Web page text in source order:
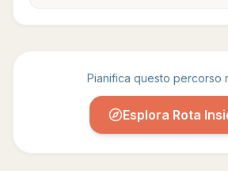
Pianifica questo percorso
Esplora Rota